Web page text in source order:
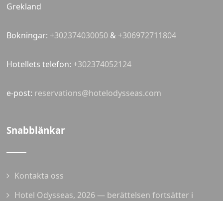
Grekland
Bokningar: +302374030050 & +306972711804
Hotellets telefon: +302374052124
e-post: reservations@hotelodysseas.com
Snabblänkar
Kontakta oss
Hotel Odysseas, 2026 — berättelsen fortsätter i